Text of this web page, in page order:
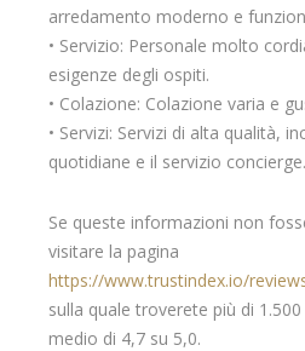
arredamento moderno e
• Servizio: Personale molto
esigenze degli ospiti.
• Colazione: Colazione varia e
• Servizi: Servizi di alta qualità,
quotidiane e il servizio concierge.
Se queste informazioni non
visitare la pagina
https://www.trustindex.io/
sulla quale troverete più di
medio di 4,7 su 5,0.